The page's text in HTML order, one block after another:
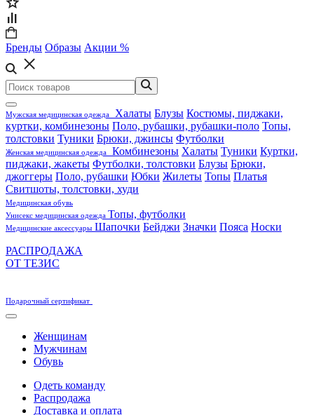
Бренды Образы Акции %
Мужская медицинская одежда Халаты Блузы Костюмы, пиджаки,
куртки, комбинезоны Поло, рубашки, рубашки-поло Топы,
толстовки Туники Брюки, джинсы Футболки
Женская медицинская одежда Комбинезоны Халаты Туники Куртки,
пиджаки, жакеты Футболки, толстовки Блузы Брюки,
джоггеры Поло, рубашки Юбки Жилеты Топы Платья
Свитшоты, толстовки, худи
Медицинская обувь
Унисекс медицинская одежда Топы, футболки
Медицинские аксессуары Шапочки Бейджи Значки Пояса Носки
РАСПРОДАЖА
ОТ ТЕЗИС
Подарочный сертификат
Женщинам
Мужчинам
Обувь
Одеть команду
Распродажа
Доставка и оплата